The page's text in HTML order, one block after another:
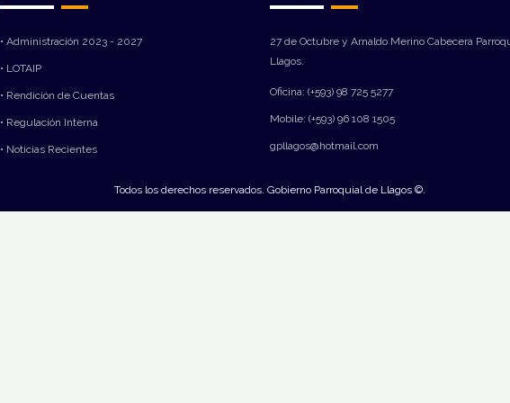
• Administración 2023 - 2027
• LOTAIP
• Rendición de Cuentas
• Regulación Interna
• Noticias Recientes
27 de Octubre y Arnaldo Merino Cabecera
Llagos.
Oficina: (+593) 98 725 5277
Mobile: (+593) 96 108 1505
gpllagos@hotmail.com
Todos los derechos reservados. Gobierno Parroquial de Llagos ©.